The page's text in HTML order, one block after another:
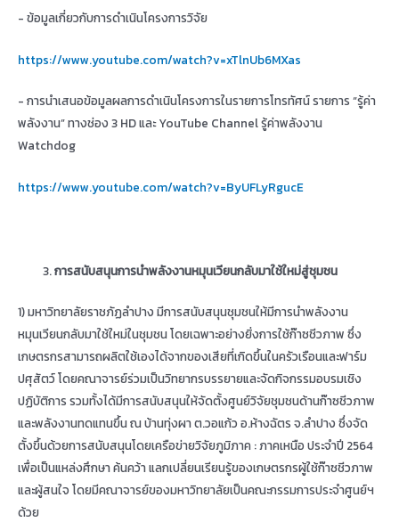
- ข้อมูลเกี่ยวกับการดำเนินโครงการวิจัย
https://www.youtube.com/watch?v=xTlnUb6MXas
- การนำเสนอข้อมูลผลการดำเนินโครงการในรายการโทรทัศน์ รายการ “รู้ค่า
พลังงาน” ทางช่อง 3 HD และ YouTube Channel รู้ค่าพลังงาน
Watchdog
https://www.youtube.com/watch?v=ByUFLyRgucE
การสนับสนุนการนำพลังงานหมุนเวียนกลับมาใช้ใหม่สู่ชุมชน
1) มหาวิทยาลัยราชภัฏลำปาง มีการสนับสนุนชุมชนให้มีการนำพลังงาน
หมุนเวียนกลับมาใช้ใหม่ในชุมชน โดยเฉพาะอย่างยิ่งการใช้ก๊าซชีวภาพ ซึ่ง
เกษตรกรสามารถผลิตใช้เองได้จากของเสียที่เกิดขึ้นในครัวเรือนและฟาร์ม
ปศุสัตว์ โดยคณาจารย์ร่วมเป็นวิทยากรบรรยายและจัดกิจกรรมอบรมเชิง
ปฏิบัติการ รวมทั้งได้มีการสนับสนุนให้จัดตั้งศูนย์วิจัยชุมชนด้านก๊าซชีวภาพ
และพลังงานทดแทนขึ้น ณ บ้านทุ่งผา ต.วอแก้ว อ.ห้างฉัตร จ.ลำปาง ซึ่งจัด
ตั้งขึ้นด้วยการสนับสนุนโดยเครือข่ายวิจัยภูมิภาค : ภาคเหนือ ประจำปี 2564
เพื่อเป็นแหล่งศึกษา ค้นคว้า แลกเปลี่ยนเรียนรู้ของเกษตรกรผู้ใช้ก๊าซชีวภาพ
และผู้สนใจ โดยมีคณาจารย์ของมหาวิทยาลัยเป็นคณะกรรมการประจำศูนย์ฯ
ด้วย